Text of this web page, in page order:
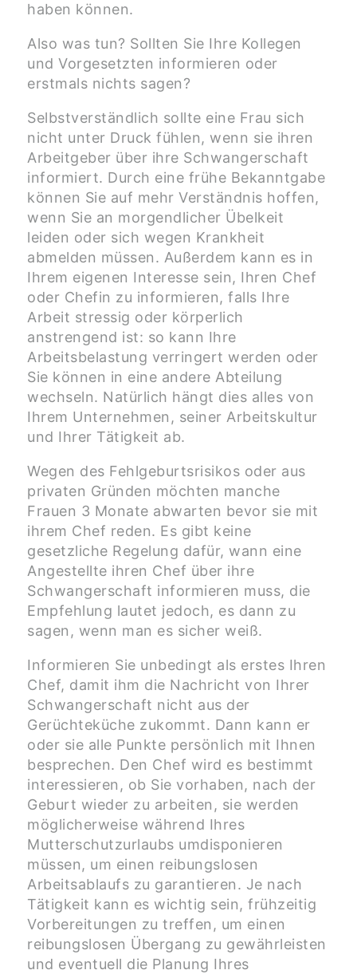
haben können.
Also was tun? Sollten Sie Ihre Kollegen
und Vorgesetzten informieren oder
erstmals nichts sagen?
Selbstverständlich sollte eine Frau sich
nicht unter Druck fühlen, wenn sie ihren
Arbeitgeber über ihre Schwangerschaft
informiert. Durch eine frühe Bekanntgabe
können Sie auf mehr Verständnis hoffen,
wenn Sie an morgendlicher Übelkeit
leiden oder sich wegen Krankheit
abmelden müssen. Außerdem kann es in
Ihrem eigenen Interesse sein, Ihren Chef
oder Chefin zu informieren, falls Ihre
Arbeit stressig oder körperlich
anstrengend ist: so kann Ihre
Arbeitsbelastung verringert werden oder
Sie können in eine andere Abteilung
wechseln. Natürlich hängt dies alles von
Ihrem Unternehmen, seiner Arbeitskultur
und Ihrer Tätigkeit ab.
Wegen des Fehlgeburtsrisikos oder aus
privaten Gründen möchten manche
Frauen 3 Monate abwarten bevor sie mit
ihrem Chef reden. Es gibt keine
gesetzliche Regelung dafür, wann eine
Angestellte ihren Chef über ihre
Schwangerschaft informieren muss, die
Empfehlung lautet jedoch, es dann zu
sagen, wenn man es sicher weiß.
Informieren Sie unbedingt als erstes Ihren
Chef, damit ihm die Nachricht von Ihrer
Schwangerschaft nicht aus der
Gerüchteküche zukommt. Dann kann er
oder sie alle Punkte persönlich mit Ihnen
besprechen. Den Chef wird es bestimmt
interessieren, ob Sie vorhaben, nach der
Geburt wieder zu arbeiten, sie werden
möglicherweise während Ihres
Mutterschutzurlaubs umdisponieren
müssen, um einen reibungslosen
Arbeitsablaufs zu garantieren. Je nach
Tätigkeit kann es wichtig sein, frühzeitig
Vorbereitungen zu treffen, um einen
reibungslosen Übergang zu gewährleisten
und eventuell die Planung Ihres